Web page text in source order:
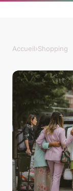
Accueil›Shopping